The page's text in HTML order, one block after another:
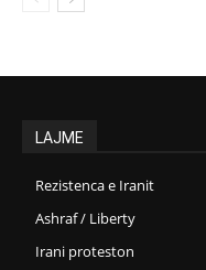
LAJME
Rezistenca e Iranit
Ashraf / Liberty
Irani proteston